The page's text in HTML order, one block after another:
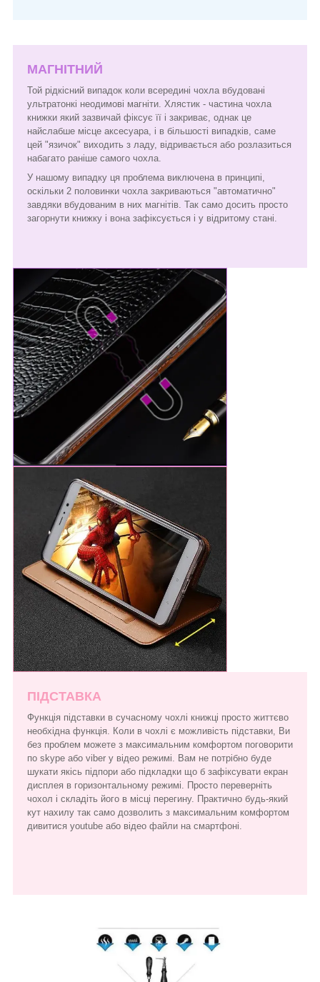
МАГНІТНИЙ
Той рідкісний випадок коли всередині чохла вбудовані
ультратонкі неодимові магніти. Хлястик - частина чохла
книжки який зазвичай фіксує її і закриває, однак це
найслабше місце аксесуара, і в більшості випадків, саме
цей "язичок" виходить з ладу, відривається або розлазиться
набагато раніше самого чохла.
У нашому випадку ця проблема виключена в принципі,
оскільки 2 половинки чохла закриваються "автоматично"
завдяки вбудованим в них магнітів. Так само досить просто
загорнути книжку і вона зафіксується і у відритому стані.
ПІДСТАВКА
Функція підставки в сучасному чохлі книжці просто життєво
необхідна функція. Коли в чохлі є можливість підставки, Ви
без проблем можете з максимальним комфортом поговорити
по skype або viber у відео режимі. Вам не потрібно буде
шукати якісь підпори або підкладки що б зафіксувати екран
дисплея в горизонтальному режимі. Просто переверніть
чохол і складіть його в місці перегину. Практично будь-який
кут нахилу так само дозволить з максимальним комфортом
дивитися youtube або відео файли на смартфоні.